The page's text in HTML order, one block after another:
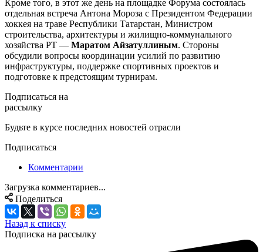
Кроме того, в этот же день на площадке Форума состоялась
отдельная встреча Антона Мороза с Президентом Федерации
хоккея на траве Республики Татарстан, Министром
строительства, архитектуры и жилищно-коммунального
хозяйства РТ — Маратом Айзатуллиным. Стороны
обсудили вопросы координации усилий по развитию
инфраструктуры, поддержке спортивных проектов и
подготовке к предстоящим турнирам.
Подписаться на
рассылку
Будьте в курсе последних новостей отрасли
Подписаться
Комментарии
Загрузка комментариев...
Поделиться
Назад к списку
Подписка на рассылку